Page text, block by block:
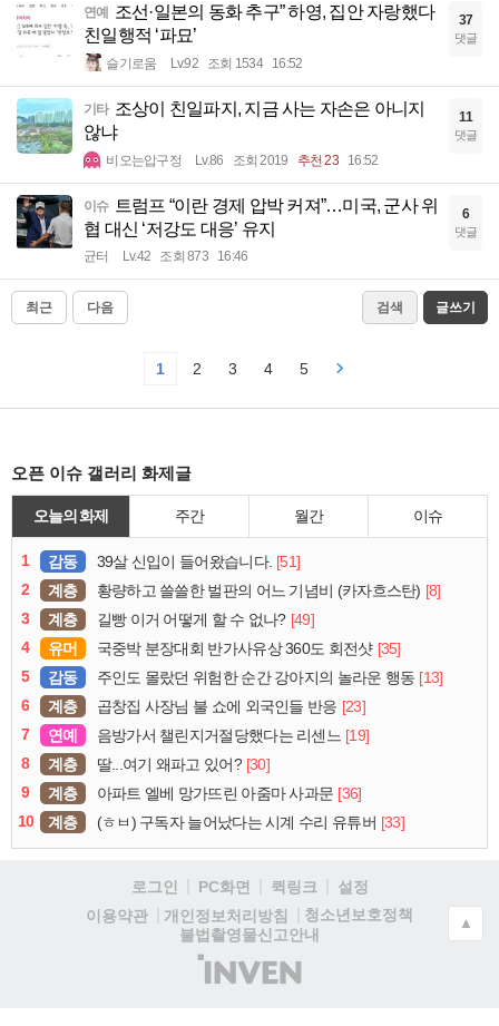
연예 조선·일본의 동화 추구” 하영, 집안 자랑했다
친일행적 ‘파묘’
슬기로움 Lv.92 조회 1534 16:52
37
댓글
기타 조상이 친일파지, 지금 사는 자손은 아니지
않냐
비오는압구정 Lv.86 조회 2019 추천 23 16:52
11
댓글
이슈
트럼프 “이란 경제 압박 커져”…미국, 군사 위
협 대신 ‘저강도 대응’ 유지
균터 Lv.42 조회 873 16:46
6
댓글
최근 다음 검색 글쓰기
1 2 3 4 5
오픈 이슈 갤러리 화제글
오늘의 화제 주간 월간 이슈
1 감동 39살 신입이 들어왔습니다. [51]
2
계층 황량하고 쓸쓸한 벌판의 어느 기념비 (카자흐스탄) [8]
3
계층 길빵 이거 어떻게 할 수 없나? [49]
4
유머 국중박 분장대회 반가사유상 360도 회전샷 [35]
5
감동 주인도 몰랐던 위험한 순간 강아지의 놀라운 행동 [13]
6
계층 곱창집 사장님 불 쇼에 외국인들 반응 [23]
7
연예 음방가서 챌린지거절당했다는 리센느 [19]
8
계층 딸...여기 왜파고 있어? [30]
9
계층 아파트 엘베 망가뜨린 아줌마 사과문 [36]
10
계층 (ㅎㅂ) 구독자 늘어났다는 시계 수리 유튜버 [33]
로그인 PC화면 퀵링크
설정
이용약관
개인정보처리방침
청소년보호정책
불법촬영물신고안내
(주)
인
▲